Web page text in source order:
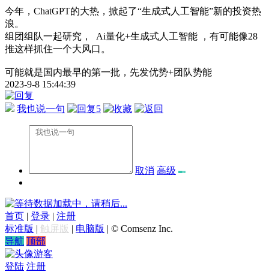
今年，ChatGPT的大热，掀起了“生成式人工智能”新的投资热
浪。
组团组队一起研究， Ai量化+生成式人工智能 ，有可能像28
推这样抓住一个大风口。
可能就是国内最早的第一批，先发优势+团队势能
2023-9-8 15:44:39
我也说一句 5
取消 高级
数据加载中，请稍后...
首页 | 登录 | 注册
标准版 | 触屏版 | 电脑版 | © Comsenz Inc.
导航 顶部
游客
登陆 注册